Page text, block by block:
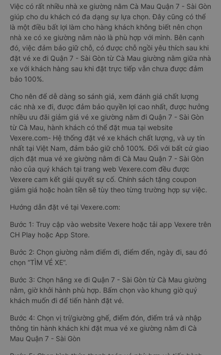
Việc có rất nhiều nhà xe giường nằm Cà Mau Quận 7 - Sài Gòn
giúp cho du khách có đa dạng sự lựa chọn. Đây cũng có thể
là một điều bất lợi làm cho hàng khách không biết nên chọn
nhà xe có xe giường nằm nào là phù hợp với mình. Bên cạnh
đó, việc đảm bảo giữ chỗ, có được chỗ ngồi yêu thích sau khi
đặt vé xe đi Quận 7 - Sài Gòn từ Cà Mau giường nằm giữa nhà
xe với khách hàng sau khi đặt trực tiếp vẫn chưa được đảm
bảo 100%.
Cho nên để dễ dàng so sánh giá, xem đánh giá chất lượng
các nhà xe đi, được đảm bảo quyền lợi cao nhất, được hưởng
nhiều ưu đãi giảm giá vé xe giường nằm đi Quận 7 - Sài Gòn
từ Cà Mau, hành khách có thể đặt mua tại website
Vexere.com- Hệ thống đặt vé xe khách chất lượng, và uy tín
nhất tại Việt Nam, đảm bảo giữ chỗ 100%. Đối với bất cứ giao
dịch đặt mua vé xe giường nằm đi Cà Mau Quận 7 - Sài Gòn
nào của quý khách tại trang web Vexere.com đều được
Vexere cam kết giải quyết sự cố. Chính sách tặng coupon
giảm giá hoặc hoàn tiền sẽ tùy theo từng trường hợp sự việc.
Hướng dẫn đặt vé tại Vexere.com:
Bước 1: Truy cập vào website Vexere hoặc tải app Vexere trên
CH Play hoặc App Store.
Bước 2: Chọn giường nằm điểm đi, điểm đến, ngày đi, sau đó
chọn “TÌM VÉ XE”.
Bước 3: Chọn hãng xe đi Quận 7 - Sài Gòn từ Cà Mau giường
nằm, giờ khởi hành phù hợp. Bấm chọn vào khung giờ quý
khách muốn đi để tiến hành đặt vé.
Bước 4: Chọn vị trí/giường ghế, điểm đón, điểm trả và nhập
thông tin hành khách khi đặt mua vé xe giường nằm đi Cà
Mau Quận 7 - Sài Gòn